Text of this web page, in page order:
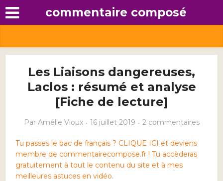
commentaire composé
Les Liaisons dangereuses,
Laclos : résumé et analyse
[Fiche de lecture]
Par Amélie Vioux 16 juillet 2019 2 commentaires
Tu passes le bac de français ? CLIQUE ICI et deviens
membre de commentairecompose.fr ! Tu accèderas
gratuitement à tout le contenu du site et à mes
meilleures astuces en vidéo.